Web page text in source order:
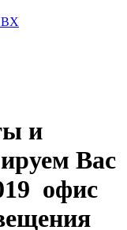
и
Вас
офис